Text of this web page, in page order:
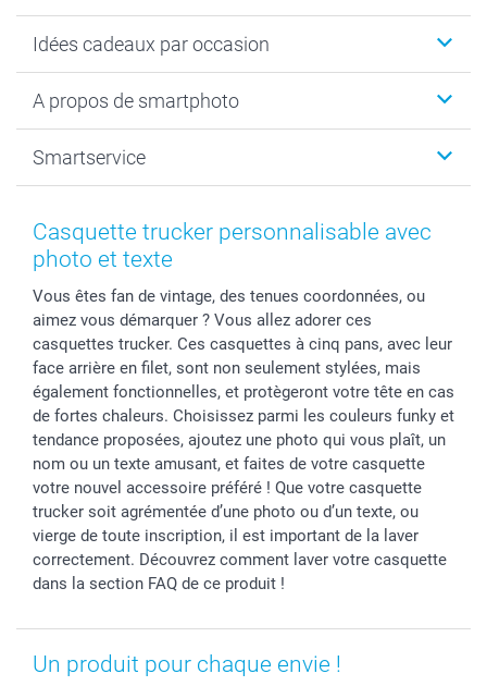
Calendrier photo & Agenda photo
Tirage photo & agrandissement
Faire-part & Cartes
Coques smartphone
Stickers & Etiquettes
Dénicheur d'idées cadeau
Idées cadeaux par occasion
Anniversaire
Naissance & baptême
Fête des Mères
Fête des Pères
Baptême
Toussaint
Rentrée des classes
Saint-Valentin
Vacances
A propos de smartphoto
Plan du site
Droit de rétraction
Plaintes
Gestion des cookies
Partenariats & Influence
Investisseurs
Smartservice
Aide
smartbonus
Livraison
Modes de paiement
Grandes quantités
Statut de ma commande
Casquette trucker personnalisable avec
photo et texte
Vous êtes fan de vintage, des tenues coordonnées, ou
aimez vous démarquer ? Vous allez adorer ces
casquettes trucker. Ces casquettes à cinq pans, avec leur
face arrière en filet, sont non seulement stylées, mais
également fonctionnelles, et protègeront votre tête en cas
de fortes chaleurs. Choisissez parmi les couleurs funky et
tendance proposées, ajoutez une photo qui vous plaît, un
nom ou un texte amusant, et faites de votre casquette
votre nouvel accessoire préféré ! Que votre casquette
trucker soit agrémentée d’une photo ou d’un texte, ou
vierge de toute inscription, il est important de la laver
correctement. Découvrez comment laver votre casquette
dans la section FAQ de ce produit !
Un produit pour chaque envie !